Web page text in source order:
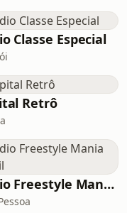
Classe Especial
Retrô
Radio Freestyle Mania Brasil